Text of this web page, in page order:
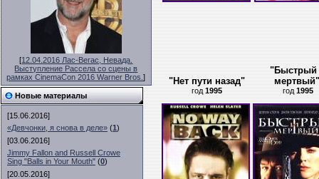
[12.04.2016 Лас-Вегас, Невада.
Выступление Рассела со сцены в
рамках CinemaCon 2016 Warner Bros.]
Новые материалы
[15.06.2016]
«Девчонки, я снова в деле» (1)
[03.06.2016]
Jimmy Fallon and Russell Crowe
Sing "Balls in Your Mouth" (0)
[20.05.2016]
"Нет пути назад"
год1995
"Быстрый
мертвый"
год1995